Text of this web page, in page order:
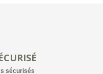
sécurisés